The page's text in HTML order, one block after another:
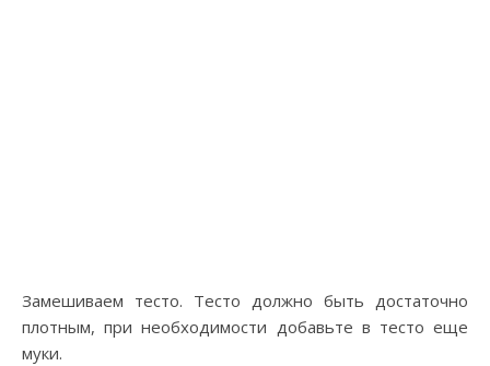
Замешиваем тесто. Тесто должно быть достаточно
плотным, при необходимости добавьте в тесто еще
муки.